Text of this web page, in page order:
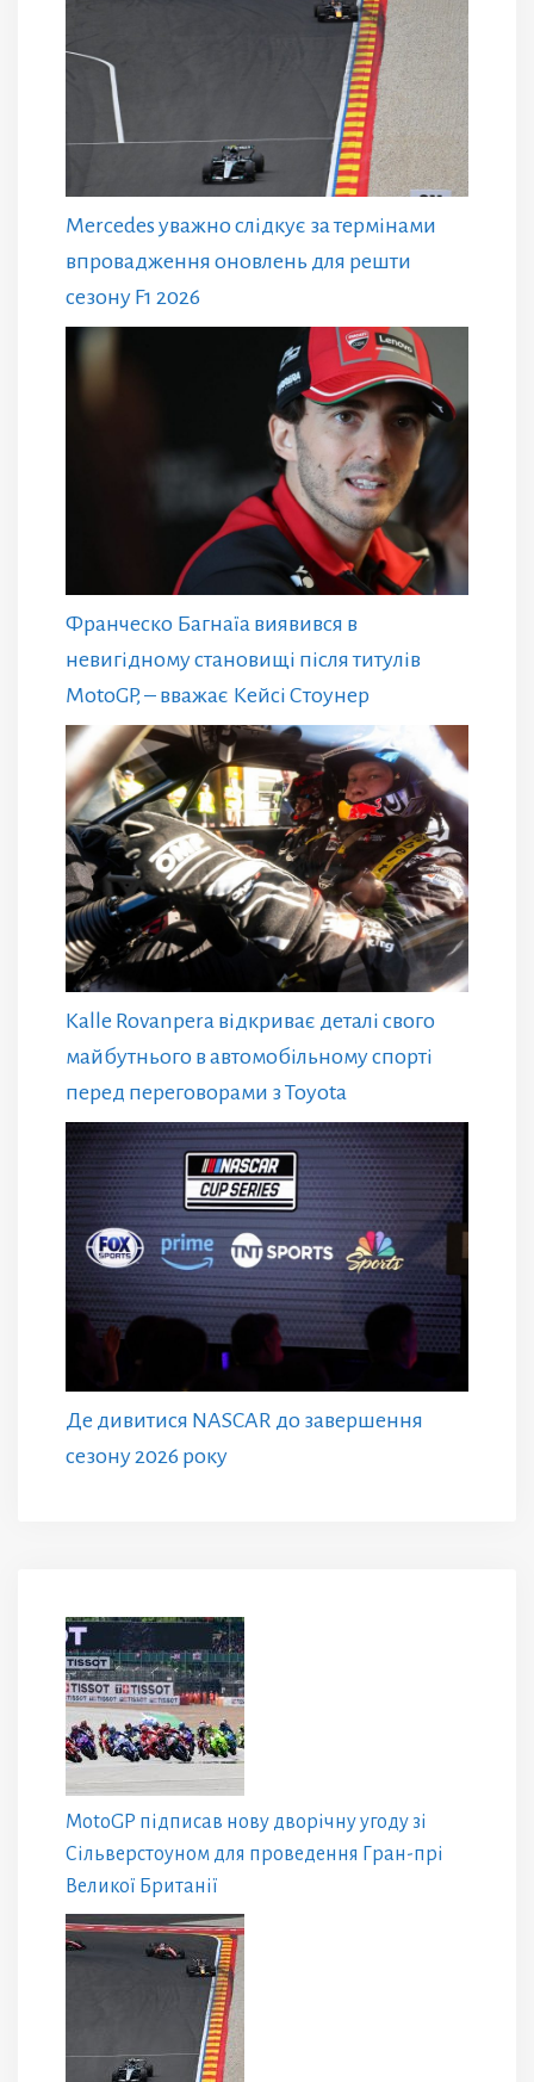
Mercedes уважно слідкує за термінами
впровадження оновлень для решти
сезону F1 2026
Франческо Багнаїа виявився в
невигідному становищі після титулів
MotoGP, – вважає Кейсі Стоунер
Kalle Rovanpera відкриває деталі свого
майбутнього в автомобільному спорті
перед переговорами з Toyota
Де дивитися NASCAR до завершення
сезону 2026 року
MotoGP підписав нову дворічну угоду зі
Сільверстоуном для проведення Гран-прі
Великої Британії